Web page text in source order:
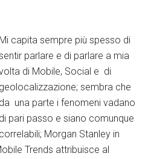
Mi capita sempre più spesso di
parlare e di parlare a mia
di Mobile, Social e di
geolocalizzazione; sembra che
da una parte i fenomeni vadano
di pari passo e siano comunque
correlabili; Morgan Stanley in
Trends attribuisce al